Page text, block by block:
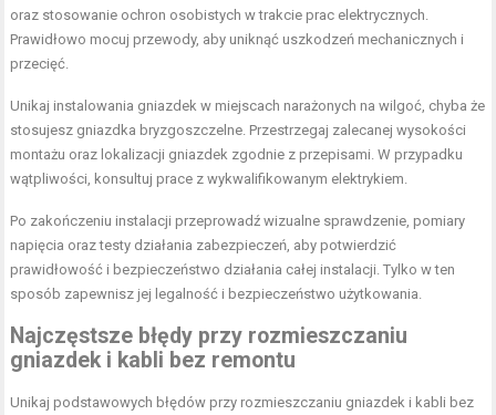
oraz stosowanie ochron osobistych w trakcie prac elektrycznych.
Prawidłowo mocuj przewody, aby uniknąć uszkodzeń mechanicznych i
przecięć.
Unikaj instalowania gniazdek w miejscach narażonych na wilgoć, chyba że
stosujesz gniazdka bryzgoszczelne. Przestrzegaj zalecanej wysokości
montażu oraz lokalizacji gniazdek zgodnie z przepisami. W przypadku
wątpliwości, konsultuj prace z wykwalifikowanym elektrykiem.
Po zakończeniu instalacji przeprowadź wizualne sprawdzenie, pomiary
napięcia oraz testy działania zabezpieczeń, aby potwierdzić
prawidłowość i bezpieczeństwo działania całej instalacji. Tylko w ten
sposób zapewnisz jej legalność i bezpieczeństwo użytkowania.
Najczęstsze błędy przy rozmieszczaniu
gniazdek i kabli bez remontu
Unikaj podstawowych błędów przy rozmieszczaniu gniazdek i kabli bez